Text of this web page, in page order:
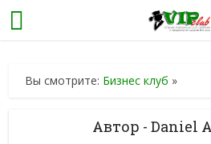
Вы смотрите: Бизнес клуб »
Автор - Daniel